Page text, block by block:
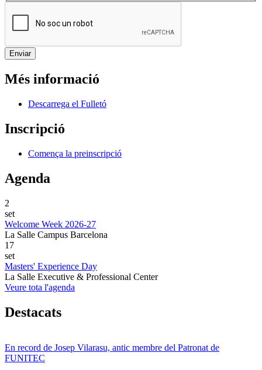
Més informació
Descarrega el Fulletó
Inscripció
Comença la preinscripció
Agenda
2
set
Welcome Week 2026-27
La Salle Campus Barcelona
17
set
Masters' Experience Day
La Salle Executive & Professional Center
Veure tota l'agenda
Destacats
En record de Josep Vilarasu, antic membre del Patronat de
FUNITEC